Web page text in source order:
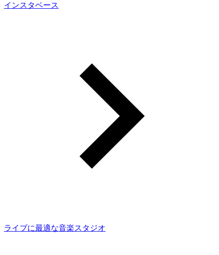
インスタベース
ライブに最適な音楽スタジオ